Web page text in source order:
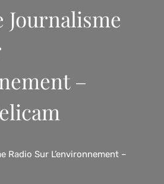
Journalisme
–
Radio Sur L’environnement –